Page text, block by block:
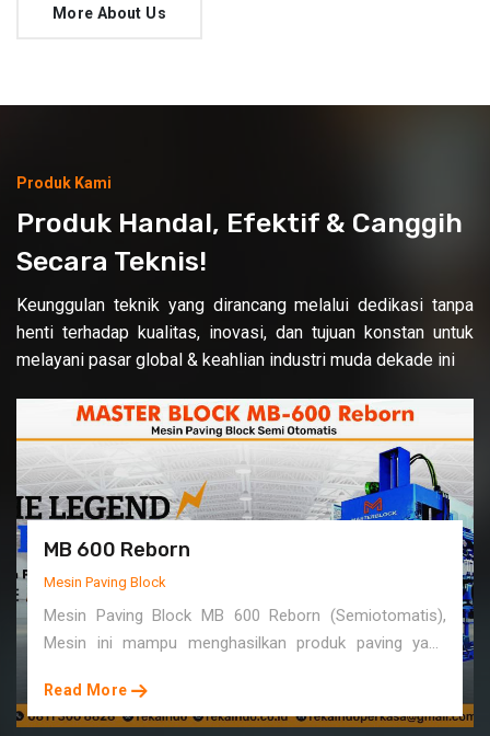
More About Us
Produk Kami
Produk Handal, Efektif & Canggih
Secara Teknis!
Keunggulan teknik yang dirancang melalui dedikasi tanpa
henti terhadap kualitas, inovasi, dan tujuan konstan untuk
melayani pasar global & keahlian industri muda dekade ini
MB 600 Reborn
Mesin Paving Block
Mesin Paving Block MB 600 Reborn (Semiotomatis),
Mesin ini mampu menghasilkan produk paving yang
standar kuat tekan hingga K-500 Up, Mesin ini memiliki
kapastias cetak paving 12 biji per Cycle. Dilengkapi
Read More